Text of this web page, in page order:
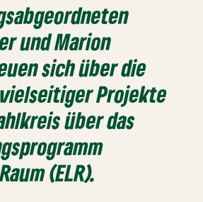
und Marion
sich über die
Projekte
über das
(ELR).